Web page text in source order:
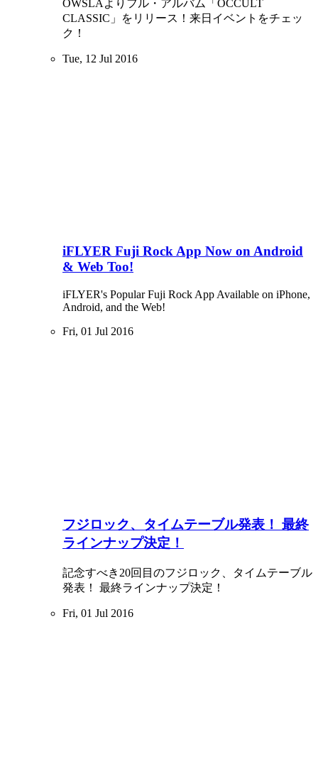
OWSLAよりフル・アルバム「OCCULT
CLASSIC」をリリース！来日イベントをチェッ
ク！
Tue, 12 Jul 2016
iFLYER Fuji Rock App Now on Android
& Web Too!
iFLYER's Popular Fuji Rock App Available on iPhone,
Android, and the Web!
Fri, 01 Jul 2016
フジロック、タイムテーブル発表！ 最終
ラインナップ決定！
記念すべき20回目のフジロック、タイムテーブル
発表！ 最終ラインナップ決定！
Fri, 01 Jul 2016